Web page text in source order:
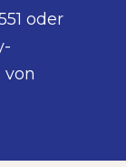
oder
von